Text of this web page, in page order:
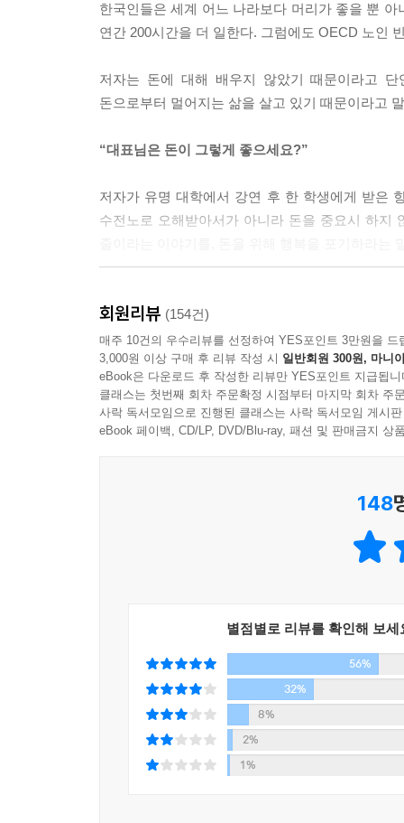
다. 그 누구도 그렇게 사는 건 원하지 않을 것이다.
--- p.26
돈 때문에’ 원하지 않은 일을 하면서 어려운 여생
--- p.29
‘우리 아이가 혹 다른 아이에게 뒤처질까 걱정되
앗고 국가적으로도 큰 손해를 끼치는 사교육비 지
은 결국 옆집 아이 때문이라는 이야기 아닌가!
작되기 때문에 손해다. 반드시 필요한 상황이 아
이다. 이것이 우리 모두가 다 아는 세계적인 부자,
--- p.43
돈이 없고 월급이 적다고 불평하면서도 조금만 돈
빚을 지면서까지 해외여행을 당연시한다. 그런 한
금융문맹은 많은 돈을 번 사람도 파산하게 만든
다. 돈이 일하게 하는 현명함, 즉 금융을 이해하는
금융문맹은 질병, 그것도 악성 전염병이다. 한 사
급기야 국가경쟁력까지도 갉아먹는 전염병 말이
한국인들은 세계 어느 나라보다 머리가 좋을 뿐
연간 200시간을 더 일한다. 그럼에도 OECD 노인
저자는 돈에 대해 배우지 않았기 때문이라고
돈으로부터 멀어지는 삶을 살고 있기 때문이라고
“대표님은 돈이 그렇게 좋으세요?”
저자가 유명 대학에서 강연 후 한 학생에게 받은
수전노로 오해받아서가 아니라 돈을 중요시 하지
최초의 외국인 전용 한국 펀드인 ‘코리아펀드’
수익률을 기록해 업계의 전설로 회자되는 저자
모습이었다. 메리츠자산운용 직원들조차 노후준
주식투자 동아리는 투자를 공부하는 곳이 아니라
위해 담임 선생님이 초청한 강연회가 교장 선생
저자는 경제독립을 위해서는 금융문맹의 늪에서
평범한 사람들이 부자가 되려면? - 부자가 되기 위
부를 파괴하는 라이프스타일보다 부를 창조하는
않은 소비를 위해 거리낌 없이 돈을 쓰는 것이
등. 일반인들은 사교육비, 식료품, 외식비에 전
회원리뷰 (154건)
매주 10건의 우수리뷰를 선정하여 YES포인트 3만원을 드
3,000원 이상 구매 후 리뷰 작성 시 일반회원 300원, 마니
eBook은 다운로드 후 작성한 리뷰만 YES포인트 지급됩니
클래스는 첫번째 회차 주문확정 시점부터 마지막 회차 주
사락 독서모임으로 진행된 클래스는 사락 독서모임 게시
eBook 페이백, CD/LP, DVD/Blu-ray, 패션 및 판매금지 상
148
별점별로 리뷰를 확인해 보세
56%
32%
8%
2%
1%